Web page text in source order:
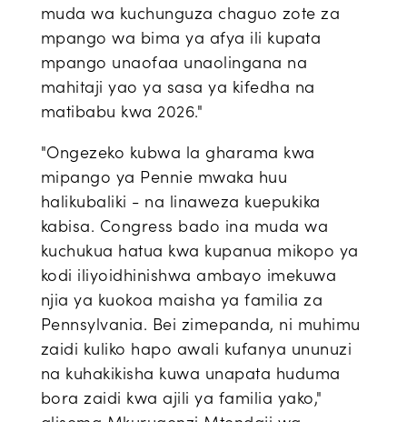
muda wa kuchunguza chaguo zote za
mpango wa bima ya afya ili kupata
mpango unaofaa unaolingana na
mahitaji yao ya sasa ya kifedha na
matibabu kwa 2026."
"Ongezeko kubwa la gharama kwa
mipango ya Pennie mwaka huu
halikubaliki - na linaweza kuepukika
kabisa. Congress bado ina muda wa
kuchukua hatua kwa kupanua mikopo ya
kodi iliyoidhinishwa ambayo imekuwa
njia ya kuokoa maisha ya familia za
Pennsylvania. Bei zimepanda, ni muhimu
zaidi kuliko hapo awali kufanya ununuzi
na kuhakikisha kuwa unapata huduma
bora zaidi kwa ajili ya familia yako,"